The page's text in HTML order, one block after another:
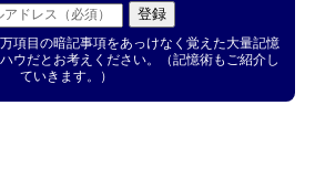
項目の暗記事項をあっけなく覚えた大量記憶
ウだとお考えください。（記憶術もご紹介し
ていきます。）